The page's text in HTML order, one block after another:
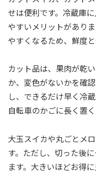
せは便利です。冷蔵庫
やすいメリットがあり
やすくなるため、鮮度
カット品は、果肉が乾
か、変色がないかを確
し、できるだけ早く冷
自転車のかごに長く置
大玉スイカや丸ごとメ
す。ただし、切った後
ます。大きいほどお得